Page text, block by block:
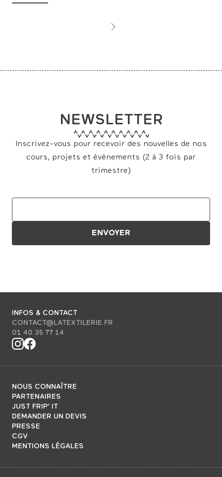
NEWSLETTER
Inscrivez-vous pour recevoir des nouvelles de nos
cours, projets et événements (2 à 3 fois par
trimestre)
INFOS & CONTACT
CONTACT@LATEXTILERIE.FR
01 40 35 77 14
NOUS CONNAÎTRE
PARTENAIRES
JUST FRIP’ IT
DEMANDER UN DEVIS
PRESSE
CGV
MENTIONS LÉGALES